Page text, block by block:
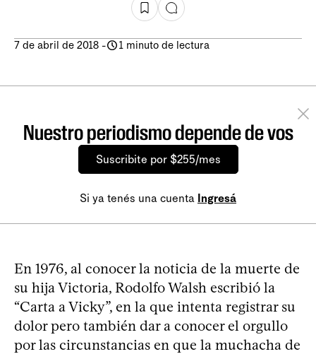
7 de abril de 2018 - 1 minuto de lectura
Nuestro periodismo depende de vos
Suscribite por $255/mes
Si ya tenés una cuenta Ingresá
En 1976, al conocer la noticia de la muerte de
su hija Victoria, Rodolfo Walsh escribió la
“Carta a Vicky”, en la que intenta registrar su
dolor pero también dar a conocer el orgullo
por las circunstancias en que la muchacha de